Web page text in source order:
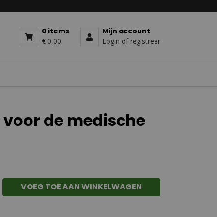
0 items
€ 0,00
Mijn account
Login of registreer
voor de medische
VOEG TOE AAN WINKELWAGEN